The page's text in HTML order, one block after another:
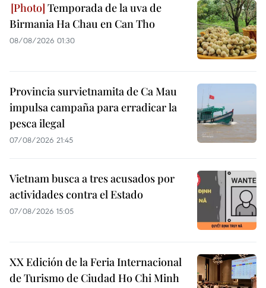
Temporada de la uva de
Birmania Ha Chau en Can Tho
08/08/2026 01:30
Provincia survietnamita de Ca Mau
impulsa campaña para erradicar la
pesca ilegal
07/08/2026 21:45
Vietnam busca a tres acusados por
actividades contra el Estado
07/08/2026 15:05
XX Edición de la Feria Internacional
de Turismo de Ciudad Ho Chi Minh